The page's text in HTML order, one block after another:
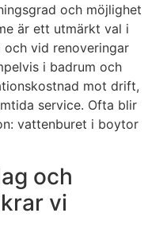
och möjlighet
är ett utmärkt val i
och vid renoveringar
i badrum och
mot drift,
service. Ofta blir
vattenburet i boytor
och
vi